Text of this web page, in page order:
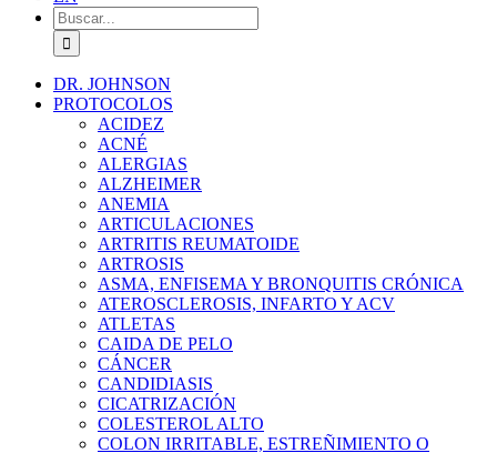
Buscar:
DR. JOHNSON
PROTOCOLOS
ACIDEZ
ACNÉ
ALERGIAS
ALZHEIMER
ANEMIA
ARTICULACIONES
ARTRITIS REUMATOIDE
ARTROSIS
ASMA, ENFISEMA Y BRONQUITIS CRÓNICA
ATEROSCLEROSIS, INFARTO Y ACV
ATLETAS
CAIDA DE PELO
CÁNCER
CANDIDIASIS
CICATRIZACIÓN
COLESTEROL ALTO
COLON IRRITABLE, ESTREÑIMIENTO O